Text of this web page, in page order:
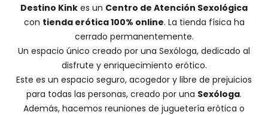
Destino Kink es un Centro de Atención Sexológica
con tienda erótica 100% online. La tienda física ha
cerrado permanentemente.
Un espacio único creado por una Sexóloga, dedicado al
disfrute y enriquecimiento erótico.
Este es un espacio seguro, acogedor y libre de prejuicios
para todas las personas, creado por una Sexóloga.
Además, hacemos reuniones de juguetería erótica o